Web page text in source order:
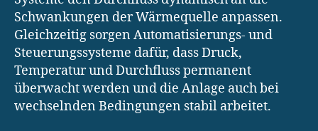
Schwankungen der Wärmequelle anpassen.
Gleichzeitig sorgen Automatisierungs- und
Steuerungssysteme dafür, dass Druck,
Temperatur und Durchfluss permanent
überwacht werden und die Anlage auch bei
wechselnden Bedingungen stabil arbeitet.